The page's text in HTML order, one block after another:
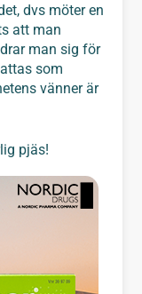
dvs möter en
att man
man sig för
som
vänner är
pjäs!